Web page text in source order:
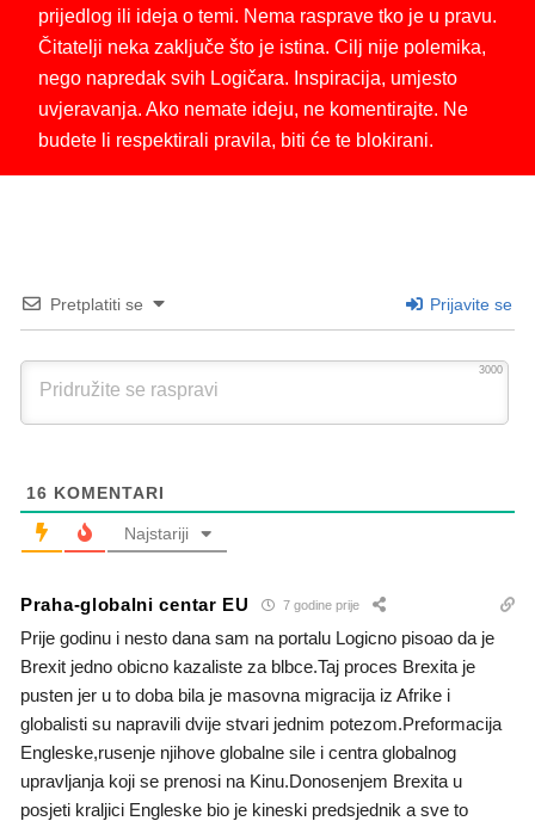
prijedlog ili ideja o temi. Nema rasprave tko je u pravu.
Čitatelji neka zaključe što je istina. Cilj nije polemika,
nego napredak svih Logičara. Inspiracija, umjesto
uvjeravanja. Ako nemate ideju, ne komentirajte. Ne
budete li respektirali pravila, biti će te blokirani.
Pretplatiti se Prijavite se
3000
16 KOMENTARI
Najstariji
Praha-globalni centar EU 7 godine prije
Prije godinu i nesto dana sam na portalu Logicno pisoao da je
Brexit jedno obicno kazaliste za blbce.Taj proces Brexita je
pusten jer u to doba bila je masovna migracija iz Afrike i
globalisti su napravili dvije stvari jednim potezom.Preformacija
Engleske,rusenje njihove globalne sile i centra globalnog
upravljanja koji se prenosi na Kinu.Donosenjem Brexita u
posjeti kraljici Engleske bio je kineski predsjednik a sve to